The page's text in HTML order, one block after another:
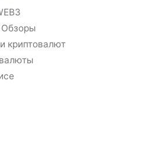
Обзоры
криптовалют